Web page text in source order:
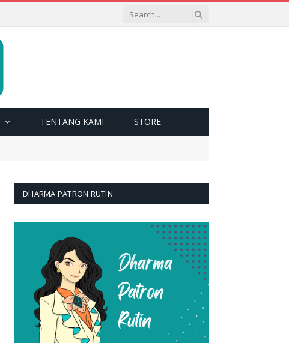
TENTANG KAMI STORE
DHARMA PATRON RUTIN